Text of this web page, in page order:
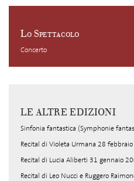
Lo Spettacolo
Concerto
LE ALTRE EDIZIONI
Sinfonia fantastica (Symphonie
Recital di Violeta Urmana 28
Recital di Lucia Aliberti 31 gennaio
Recital di Leo Nucci e Ruggero